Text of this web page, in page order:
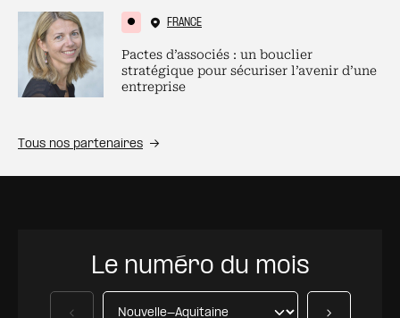
FRANCE
Pactes d’associés : un bouclier
stratégique pour sécuriser l’avenir d’une
entreprise
Tous nos partenaires
Le numéro du mois